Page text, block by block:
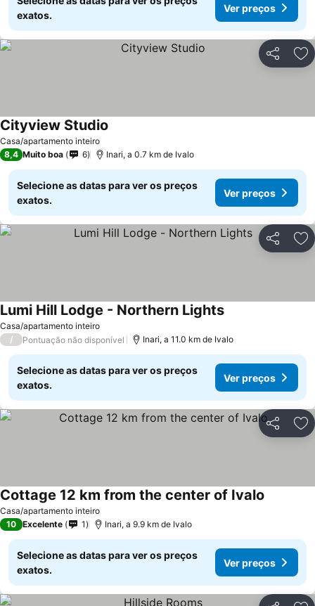
exatos.
Ver preços
Partilhar
Casa/apartamento inteiro
Cityview Studio
8,4 Muito boa 6 Inari, a 0.7 km de Ivalo
Selecione as datas para ver os preços
exatos.
Ver preços
Partilhar
Casa/apartamento inteiro
Lumi Hill Lodge - Northern Lights
/ Pontuação não disponível Inari, a 11.0 km de Ivalo
Selecione as datas para ver os preços
exatos.
Ver preços
Partilhar
Casa/apartamento inteiro
Cottage 12 km from the center of Ivalo
10 Excelente 1 Inari, a 9.9 km de Ivalo
Selecione as datas para ver os preços
exatos.
Ver preços